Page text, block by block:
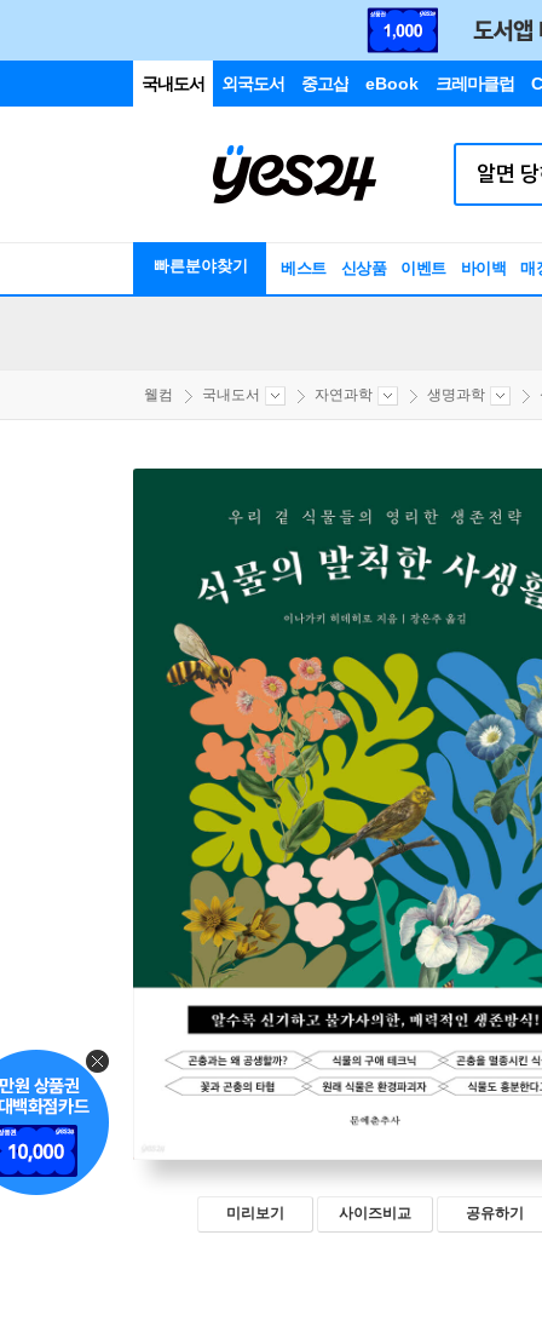
국내도서 외국도서 중고샵 eBook 크레마클럽
빠른분야찾기 베스트 신상품 이벤트 바이백 매
웰컴 국내도서 자연과학 생명과학
미리보기 사이즈비교 공유하기